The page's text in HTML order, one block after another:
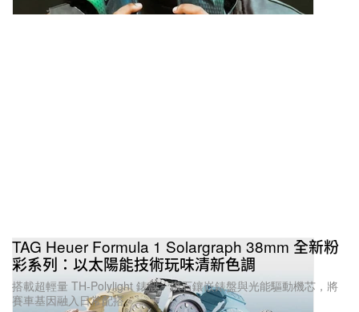
TAG Heuer Formula 1 Solargraph 38mm 全新粉
彩系列：以太陽能技術玩味清新色調
搭載超輕量 TH-Polylight 錶殼、鑽石鑲嵌錶盤與光能驅動機芯，將
賽車基因融入日常配搭。